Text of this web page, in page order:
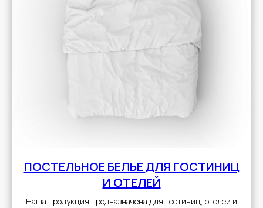
ПОСТЕЛЬНОЕ БЕЛЬЕ ДЛЯ ГОСТИНИЦ
И ОТЕЛЕЙ
Наша продукция предназначена для гостиниц, отелей и